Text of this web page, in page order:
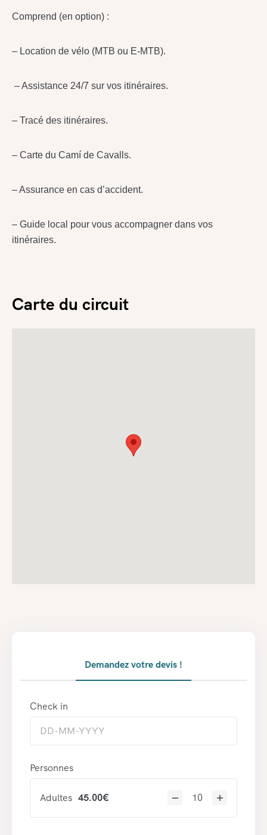
Comprend (en option) :
– Location de vélo (MTB ou E-MTB).
– Assistance 24/7 sur vos itinéraires.
– Tracé des itinéraires.
– Carte du Camí de Cavalls.
– Assurance en cas d’accident.
– Guide local pour vous accompagner dans vos
itinéraires.
Carte du circuit
Demandez votre devis !
Check in
Personnes
Adultes 45.00€